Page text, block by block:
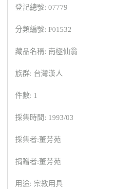
登記總號: 07779
分類編號: F01532
藏品名稱: 南極仙翁
族群: 台灣漢人
件數: 1
採集時間: 1993/03
採集者:董芳苑
捐贈者:董芳苑
用途: 宗教用具